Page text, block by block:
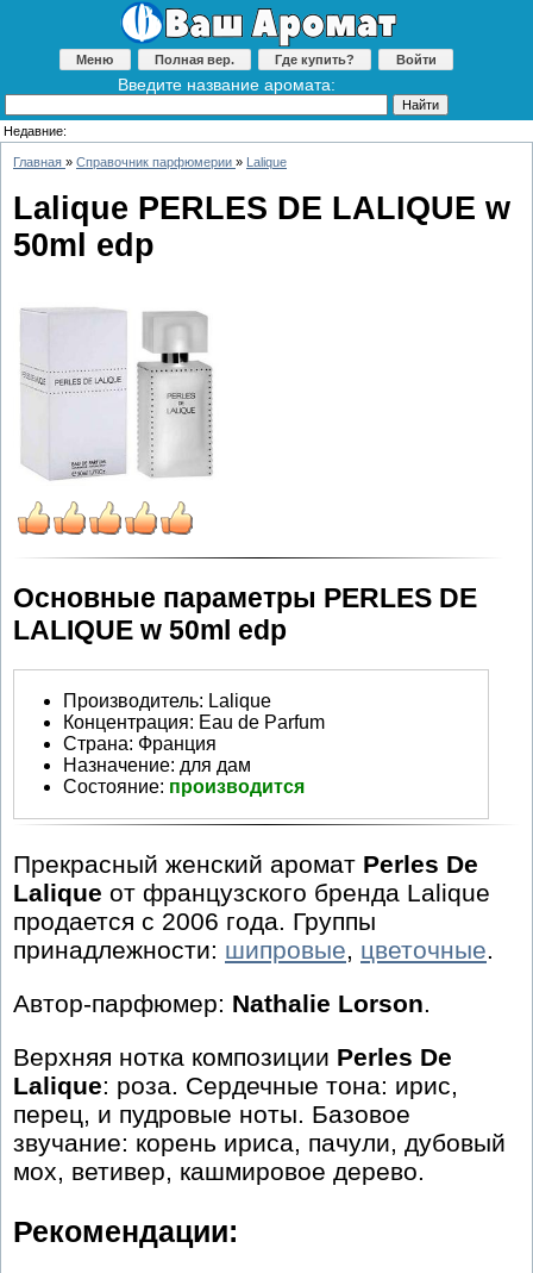
Меню Полная вер. Где купить? Войти
Введите название аромата:
Недавние:
Главная » Справочник парфюмерии » Lalique
Lalique PERLES DE LALIQUE w
50ml edp
Основные параметры PERLES DE
LALIQUE w 50ml edp
Производитель: Lalique
Концентрация: Eau de Parfum
Страна: Франция
Назначение: для дам
Состояние: производится
Прекрасный женский аромат Perles De
Lalique от французского бренда Lalique
продается с 2006 года. Группы
принадлежности: шипровые, цветочные.
Автор-парфюмер: Nathalie Lorson.
Верхняя нотка композиции Perles De
Lalique: роза. Сердечные тона: ирис,
перец, и пудровые ноты. Базовое
звучание: корень ириса, пачули, дубовый
мох, ветивер, кашмировое дерево.
Рекомендации: